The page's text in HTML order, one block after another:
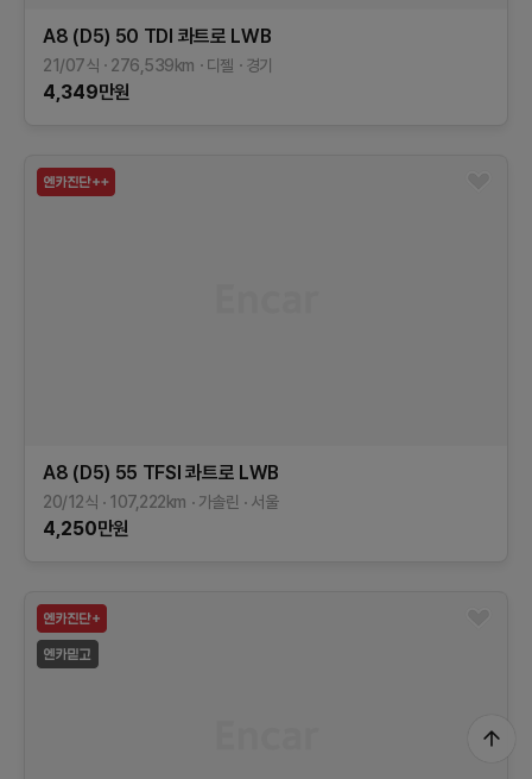
A8 (D5) 50 TDI 콰트로 LWB
21/07식 276,539km 디젤 경기
4,349만원
A8 (D5) 55 TFSI 콰트로 LWB
20/12식 107,222km 가솔린 서울
4,250만원